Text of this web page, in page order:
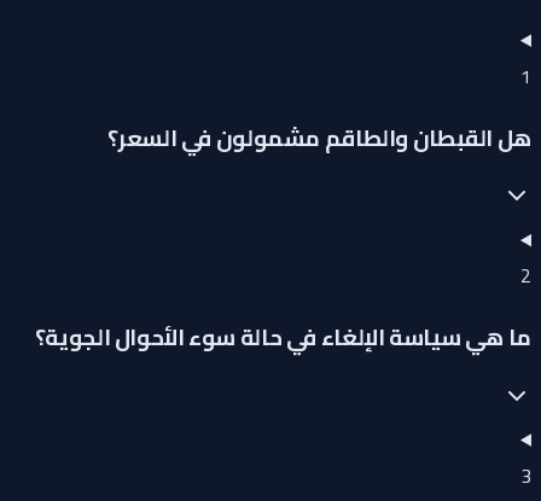
هل القبطان والطاقم مشمولون في السعر؟
ما هي سياسة الإلغاء في حالة سوء الأحوال الجوية؟